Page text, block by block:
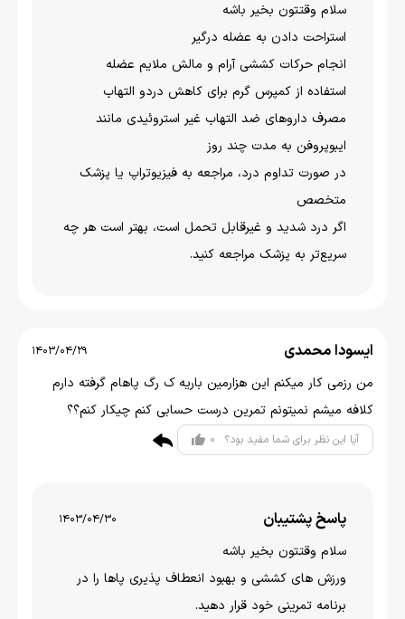
سلام وقتتون بخير باشه
استراحت دادن به عضله درگیر
انجام حرکات کششی آرام و مالش ملایم عضله
استفاده از کمپرس گرم برای کاهش دردو التهاب
مصرف داروهای ضد التهاب غیر استروئیدی مانند
ایبوپروفن به مدت چند روز
در صورت تداوم درد، مراجعه به فیزیوتراپ یا پزشک
متخصص
اگر درد شدید و غیرقابل تحمل است، بهتر است هر چه
سریع‌تر به پزشک مراجعه کنید.
ایسودا محمدی 1403/04/29
من رزمی کار میکنم این هزارمین باریه ک رگ پاهام گرفته دارم
کلافه میشم نمیتونم تمرین درست حسابی کنم چیکار کنم؟؟
آیا این نظر برای شما مفید بود؟ 0
پاسخ پشتیبان 1403/04/30
سلام وقتتون بخير باشه
ورزش های کششی و بهبود انعطاف پذیری پاها را در
برنامه تمرینی خود قرار دهید.